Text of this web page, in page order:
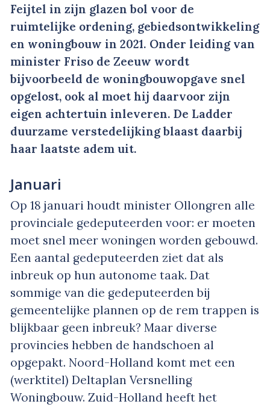
Feijtel in zijn glazen bol voor de
ruimtelijke ordening, gebiedsontwikkeling
en woningbouw in 2021. Onder leiding van
minister Friso de Zeeuw wordt
bijvoorbeeld de woningbouwopgave snel
opgelost, ook al moet hij daarvoor zijn
eigen achtertuin inleveren. De Ladder
duurzame verstedelijking blaast daarbij
haar laatste adem uit.
Januari
Op 18 januari houdt minister Ollongren alle
provinciale gedeputeerden voor: er moeten
moet snel meer woningen worden gebouwd.
Een aantal gedeputeerden ziet dat als
inbreuk op hun autonome taak. Dat
sommige van die gedeputeerden bij
gemeentelijke plannen op de rem trappen is
blijkbaar geen inbreuk? Maar diverse
provincies hebben de handschoen al
opgepakt. Noord-Holland komt met een
(werktitel) Deltaplan Versnelling
Woningbouw. Zuid-Holland heeft het